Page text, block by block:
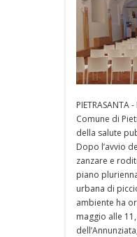
PIETRASANTA
Comune di
della salute
Dopo l’avvio
zanzare e
piano
urbana di
ambiente ha
maggio alle